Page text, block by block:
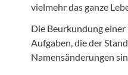
vielmehr das ganze
Die Beurkundung einer
Aufgaben, die der
Namensänderungen